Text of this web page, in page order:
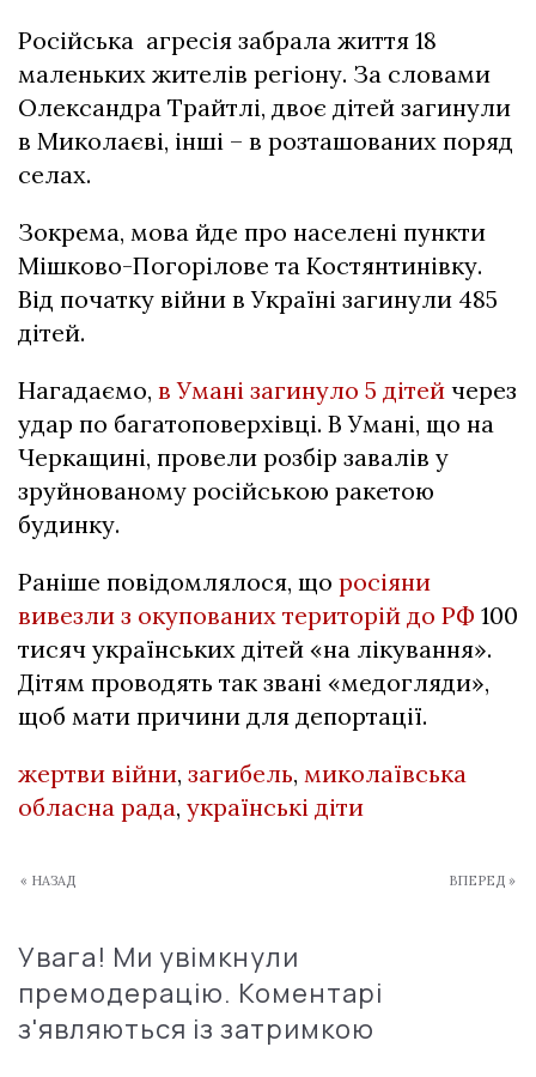
Російська агресія забрала життя 18
маленьких жителів регіону. За словами
Олександра Трайтлі, двоє дітей загинули
в Миколаєві, інші – в розташованих поряд
селах.
Зокрема, мова йде про населені пункти
Мішково-Погорілове та Костянтинівку.
Від початку війни в Україні загинули 485
дітей.
Нагадаємо, в Умані загинуло 5 дітей через
удар по багатоповерхівці. В Умані, що на
Черкащині, провели розбір завалів у
зруйнованому російською ракетою
будинку.
Раніше повідомлялося, що росіяни
вивезли з окупованих територій до РФ 100
тисяч українських дітей «на лікування».
Дітям проводять так звані «медогляди»,
щоб мати причини для депортації.
жертви війни, загибель, миколаївська
обласна рада, українські діти
« НАЗАД ВПЕРЕД »
Увага! Ми увімкнули
премодерацію. Коментарі
з'являються із затримкою